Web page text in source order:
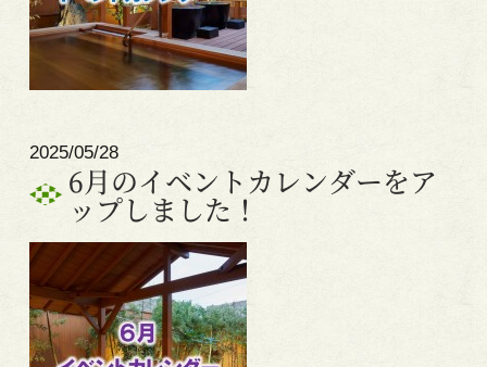
2025/05/28
6月のイベントカレンダーをア
ップしました！